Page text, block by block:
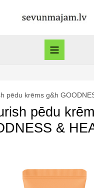
Main
pēdu krēms g&h
pēdu
&